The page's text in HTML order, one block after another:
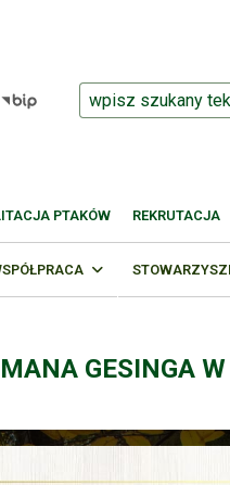
PTAKÓW REKRUTACJA
GESINGA